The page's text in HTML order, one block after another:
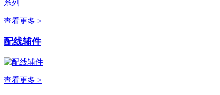
查看更多 >
配线辅件
查看更多 >